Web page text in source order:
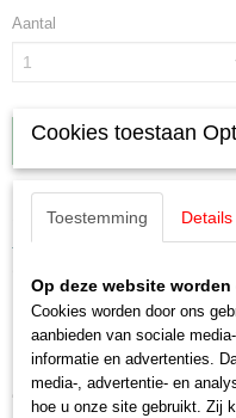
Aantal
IN WINKELWAGEN
Specificaties
4001883475424
Productcode leverancier
47542
Schaal
H0 (1:87)
Märklin 47542
Zans
Cookies toestaan
Toestemming Details
Op deze website
Cookies worden door ons
aanbieden van sociale
informatie en advertenties.
media-, advertentie- en
hoe u onze site gebruikt. Zij